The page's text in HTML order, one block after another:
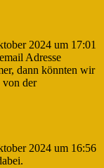
2024 um 17:01
Adresse
dann könnten wir
von der
2024 um 16:56